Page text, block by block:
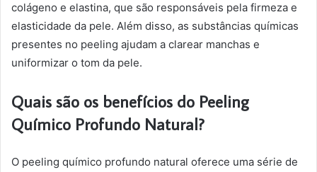
colágeno e elastina, que são responsáveis pela firmeza e
elasticidade da pele. Além disso, as substâncias químicas
presentes no peeling ajudam a clarear manchas e
uniformizar o tom da pele.
Quais são os benefícios do Peeling
Químico Profundo Natural?
O peeling químico profundo natural oferece uma série de